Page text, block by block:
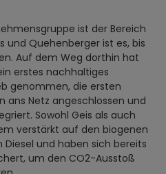
ist der Bereich
und Quehenberger ist es, bis
Auf dem Weg dorthin hat
erstes nachhaltiges
genommen, die ersten
ans Netz angeschlossen und
Sowohl Geis als auch
verstärkt auf den biogenen
und haben sich bereits
um den CO2-Ausstoß